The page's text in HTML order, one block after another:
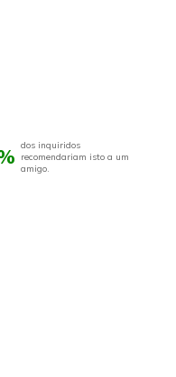
dos inquiridos
recomendariam isto a um
amigo.